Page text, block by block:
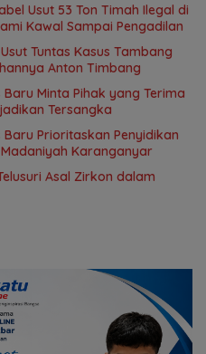
Usut 53 Ton Timah Ilegal di
Kawal Sampai Pengadilan
Tuntas Kasus Tambang
Anton Timbang
Baru Minta Pihak yang Terima
Tersangka
Baru Prioritaskan Penyidikan
Karanganyar
Asal Zirkon dalam